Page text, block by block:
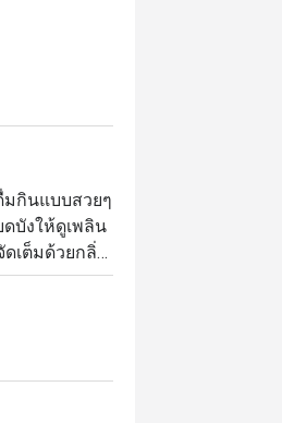
มกินแบบสวยๆ
บังให้ดูเพลิน
เต็มด้วยกลิ่น
สานกับ
หินร้อน ยำ